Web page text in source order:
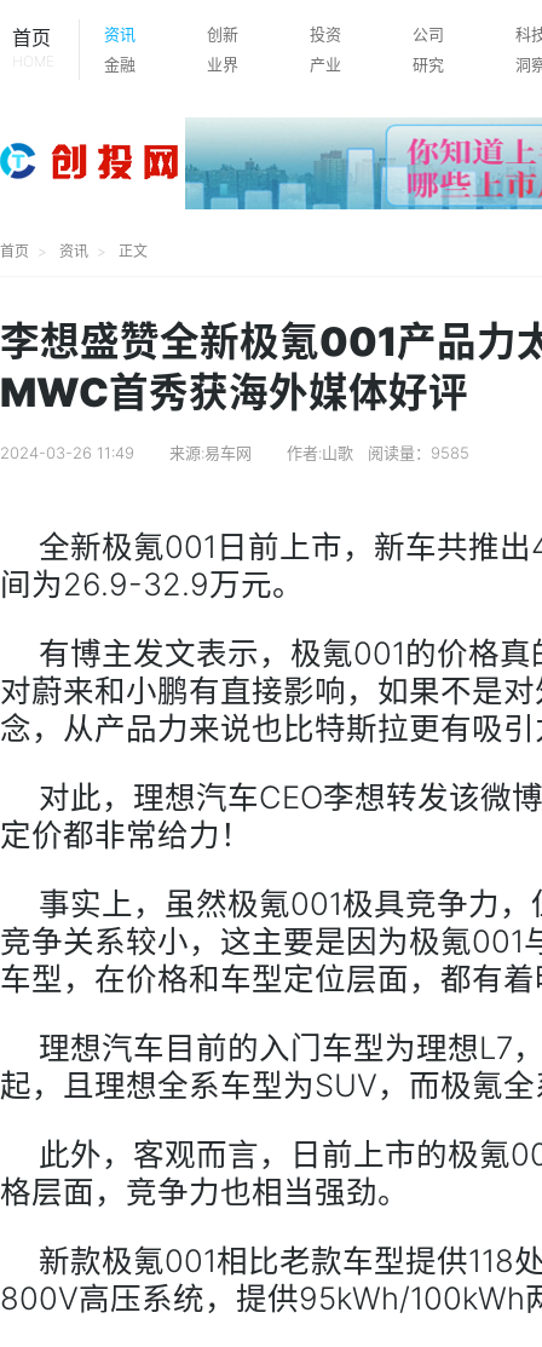
首页
HOME
资讯 创新 投资 公司
科
金融
业界 产业 研究 洞
首页 资讯 正文
李想盛赞全新极氪001产品力
MWC首秀获海外媒体好评
2024-03-26 11:49 来源:易车网 作者:山歌 阅读量：9585
全新极氪001日前上市，新车共推
间为26.9-32.9万元。
有博主发文表示，极氪001的价格
对蔚来和小鹏有直接影响，如果不是
念，从产品力来说也比特斯拉更有吸
对此，理想汽车CEO李想转发该微
定价都非常给力！
事实上，虽然极氪001极具竞争力
竞争关系较小，这主要是因为极氪001
车型，在价格和车型定位层面，都有
理想汽车目前的入门车型为理想L7
起，且理想全系车型为SUV，而极氪
此外，客观而言，日前上市的极氪
格层面，竞争力也相当强劲。
新款极氪001相比老款车型提供118
800V高压系统，提供95kWh/100kWh